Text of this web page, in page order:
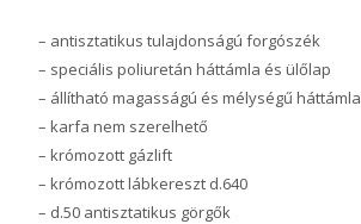
– antisztatikus tulajdonságú forgószék
– speciális poliuretán háttámla és ülőlap
– állítható magasságú és mélységű háttámla
– karfa nem szerelhető
– krómozott gázlift
– krómozott lábkereszt d.640
– d.50 antisztatikus görgők